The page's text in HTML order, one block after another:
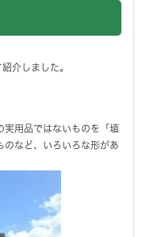
介しました。
実用品ではないものを「埴
のなど、いろいろな形があ